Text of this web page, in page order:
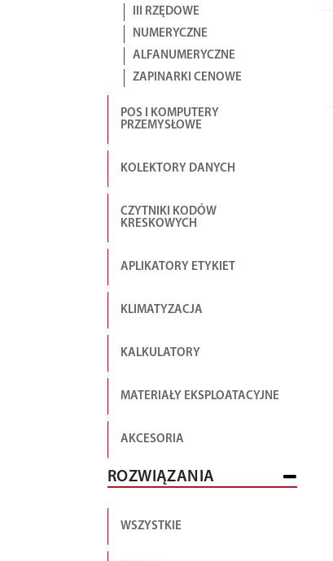
III RZĘDOWE
NUMERYCZNE
ALFANUMERYCZNE
ZAPINARKI CENOWE
POS I KOMPUTERY
PRZEMYSŁOWE
KOLEKTORY DANYCH
CZYTNIKI KODÓW
KRESKOWYCH
APLIKATORY ETYKIET
KLIMATYZACJA
KALKULATORY
MATERIAŁY EKSPLOATACYJNE
AKCESORIA
ROZWIĄZANIA
WSZYSTKIE